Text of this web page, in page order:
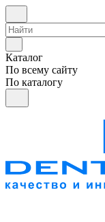
Каталог
По всему сайту
По каталогу